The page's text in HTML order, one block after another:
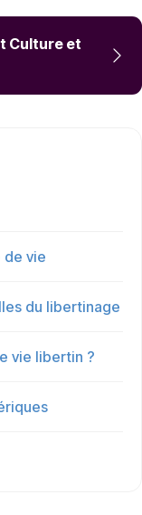
Culture et
de vie
du libertinage
vie libertin ?